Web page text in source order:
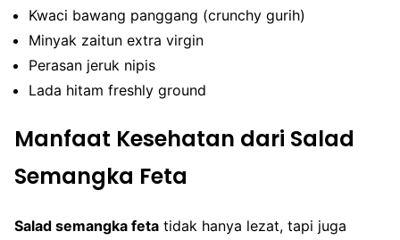
Kwaci bawang panggang (crunchy gurih)
Minyak zaitun extra virgin
Perasan jeruk nipis
Lada hitam freshly ground
Manfaat Kesehatan dari Salad
Semangka Feta
Salad semangka feta tidak hanya lezat, tapi juga